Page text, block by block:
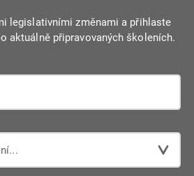
legislativními změnami a přihlaste
aktuálně připravovaných školeních.